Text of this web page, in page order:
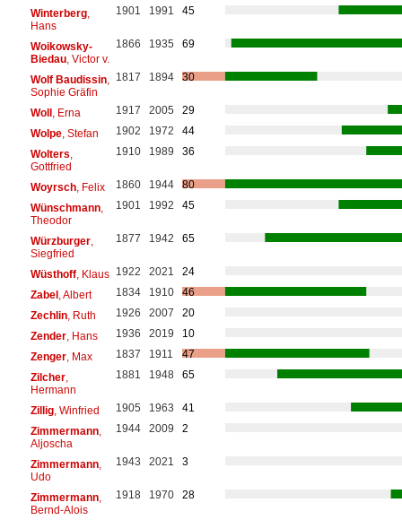
Winterberg,
Hans
1901 1991 45
Woikowsky-
Biedau, Victor v.
1866 1935 69
Wolf Baudissin,
Sophie Gräfin
1817 1894 30
Woll, Erna 1917 2005
29
Wolpe, Stefan 1902 1972
44
Wolters
Gottfried
1910 1989 36
Woyrsch, Felix 1860 1944
80
Wünschmann,
Theodor
1901 1992 45
Würzburger,
Siegfried
1877 1942 65
Wüsthoff, Klaus 1922 2021
24
Zabel, Albert 1834 1910
46
Zechlin, Ruth 1926 2007
20
Zender, Hans 1936 2019
10
Zenger, Max 1837 1911
47
Zilcher,
Hermann
1881 1948 65
Zillig, Winfried 1905 1963
41
Zimmermann,
Aljoscha
1944 2009 2
Zimmermann,
Udo
1943 2021 3
Zimmermann,
Bernd-Alois
1918 1970 28